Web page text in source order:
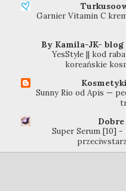
Garnier Vitamin C
By Kamila-JK-
YesStyle || kod
koreańskie
Sunny Rio od Apis —
Super Serum [10]